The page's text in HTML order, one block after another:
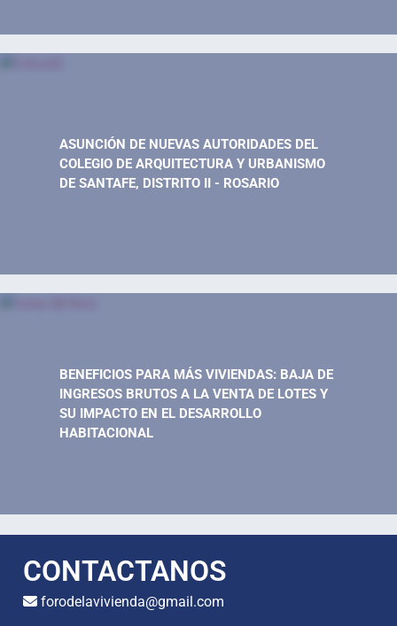
ASUNCIÓN DE NUEVAS AUTORIDADES DEL
COLEGIO DE ARQUITECTURA Y URBANISMO
DE SANTAFE, DISTRITO II - ROSARIO
BENEFICIOS PARA MÁS VIVIENDAS: BAJA DE
INGRESOS BRUTOS A LA VENTA DE LOTES Y
SU IMPACTO EN EL DESARROLLO
HABITACIONAL
CONTACTANOS
forodelavivienda@gmail.com